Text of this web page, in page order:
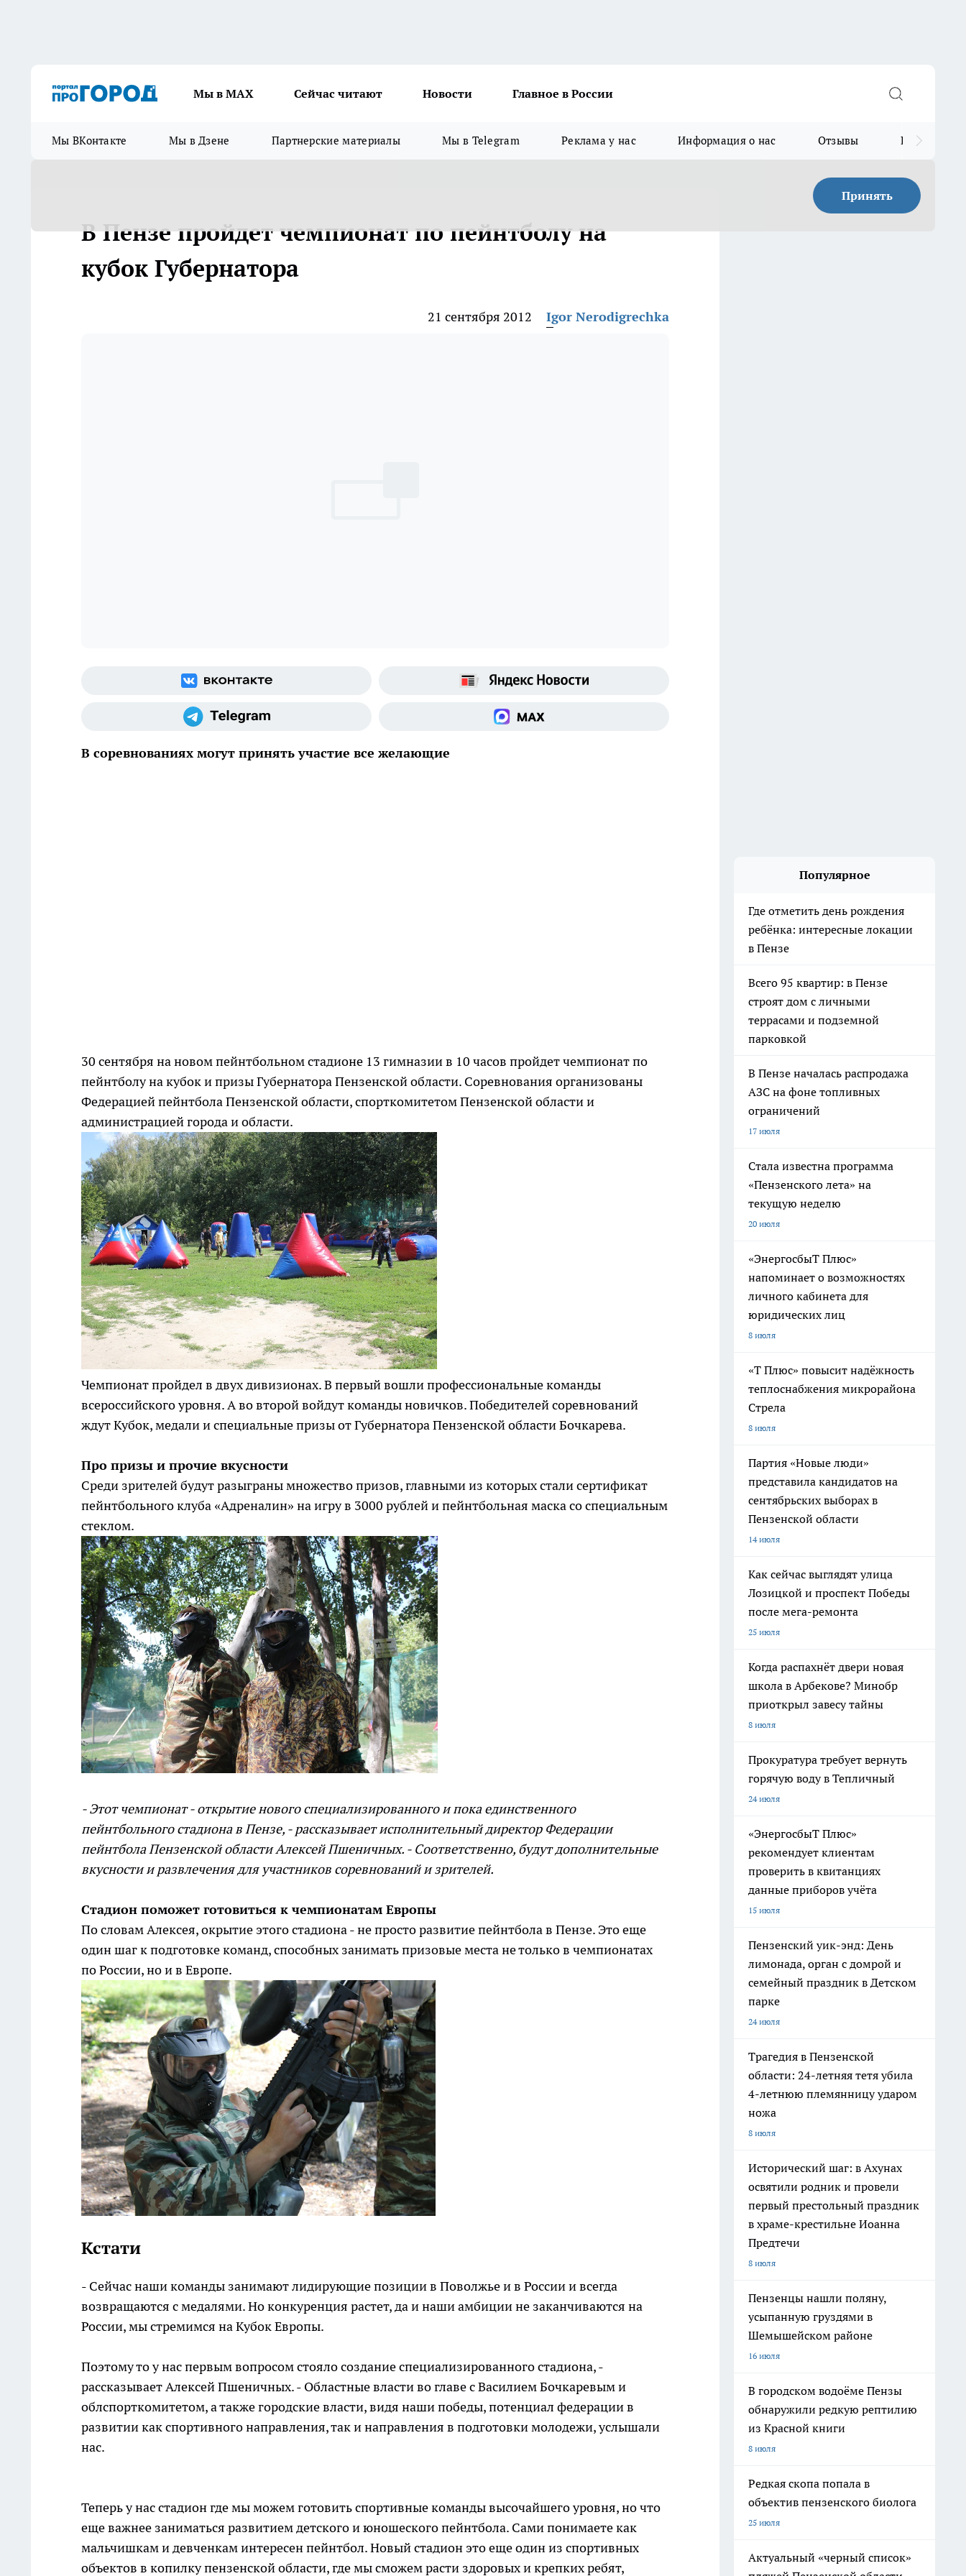
Мы в МАХ Сейчас читают Новости Главное в России
Мы ВКонтакте Мы в Дзене Партнерские материалы Мы в Telegram Реклама у нас Информация о нас Отзывы Прайс для
Принять
В Пензе пройдет чемпионат по пейнтболу на
кубок Губернатора
21 сентября 2012 Igor Nerodigrechka
В соревнованиях могут принять участие все желающие
30 сентября на новом пейнтбольном стадионе 13 гимназии в 10 часов пройдет чемпионат по
пейнтболу на кубок и призы Губернатора Пензенской области. Соревнования организованы
Федерацией пейнтбола Пензенской области, спорткомитетом Пензенской области и
администрацией города и области.
Чемпионат пройдел в двух дивизионах. В первый вошли профессиональные команды
всероссийского уровня. А во второй войдут команды новичков. Победителей соревнований
ждут Кубок, медали и специальные призы от Губернатора Пензенской области Бочкарева.
Про призы и прочие вкусности
Среди зрителей будут разыграны множество призов, главными из которых стали сертификат
пейнтбольного клуба «Адреналин» на игру в 3000 рублей и пейнтбольная маска со специальным
стеклом.
- Этот чемпионат - открытие нового специализированного и пока единственного
пейнтбольного стадиона в Пензе, - рассказывает исполнительный директор Федерации
пейнтбола Пензенской области Алексей Пшеничных. - Соответственно, будут дополнительные
вкусности и развлечения для участников соревнований и зрителей.
Стадион поможет готовиться к чемпионатам Европы
По словам Алексея, окрытие этого стадиона - не просто развитие пейнтбола в Пензе. Это еще
один шаг к подготовке команд, способных занимать призовые места не только в чемпионатах
по России, но и в Европе.
Кстати
- Сейчас наши команды занимают лидирующие позиции в Поволжье и в России и всегда
возвращаются с медалями. Но конкуренция растет, да и наши амбиции не заканчиваются на
России, мы стремимся на Кубок Европы.
Поэтому то у нас первым вопросом стояло создание специализированного стадиона, -
рассказывает Алексей Пшеничных. - Областные власти во главе с Василием Бочкаревым и
облспорткомитетом, а также городские власти, видя наши победы, потенциал федерации в
развитии как спортивного направления, так и направления в подготовки молодежи, услышали
нас.
Теперь у нас стадион где мы можем готовить спортивные команды высочайшего уровня, но что
еще важнее заниматься развитием детского и юношеского пейнтбола. Сами понимаете как
мальчишкам и девченкам интересен пейнтбол. Новый стадион это еще один из спортивных
объектов в копилку пензенской области, где мы сможем расти здоровых и крепких ребят,
Популярное
Где отметить день рождения
ребёнка: интересные локации
в Пензе
Всего 95 квартир: в Пензе
строят дом с личными
террасами и подземной
парковкой
В Пензе началась распродажа
АЗС на фоне топливных
ограничений
17 июля
Стала известна программа
«Пензенского лета» на
текущую неделю
20 июля
«ЭнергосбыТ Плюс»
напоминает о возможностях
личного кабинета для
юридических лиц
8 июля
«Т Плюс» повысит надёжность
теплоснабжения микрорайона
Стрела
8 июля
Партия «Новые люди»
представила кандидатов на
сентябрьских выборах в
Пензенской области
14 июля
Как сейчас выглядят улица
Лозицкой и проспект Победы
после мега-ремонта
25 июля
Когда распахнёт двери новая
школа в Арбекове? Минобр
приоткрыл завесу тайны
8 июля
Прокуратура требует вернуть
горячую воду в Тепличный
24 июля
«ЭнергосбыТ Плюс»
рекомендует клиентам
проверить в квитанциях
данные приборов учёта
15 июля
Пензенский уик-энд: День
лимонада, орган с домрой и
семейный праздник в Детском
парке
24 июля
Трагедия в Пензенской
области: 24-летняя тетя убила
4-летнюю племянницу ударом
ножа
8 июля
Исторический шаг: в Ахунах
освятили родник и провели
первый престольный праздник
в храме-крестильне Иоанна
Предтечи
8 июля
Пензенцы нашли поляну,
усыпанную груздями в
Шемышейском районе
16 июля
В городском водоёме Пензы
обнаружили редкую рептилию
из Красной книги
8 июля
Редкая скопа попала в
объектив пензенского биолога
25 июля
Актуальный «черный список»